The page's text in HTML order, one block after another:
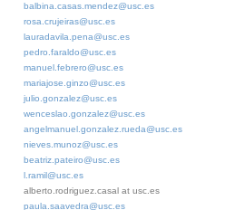
balbina.casas.mendez@usc.es
rosa.crujeiras@usc.es
lauradavila.pena@usc.es
pedro.faraldo@usc.es
manuel.febrero@usc.es
mariajose.ginzo@usc.es
julio.gonzalez@usc.es
wenceslao.gonzalez@usc.es
angelmanuel.gonzalez.rueda@usc.es
nieves.munoz@usc.es
beatriz.pateiro@usc.es
l.ramil@usc.es
alberto.rodriguez.casal at usc.es
paula.saavedra@usc.es